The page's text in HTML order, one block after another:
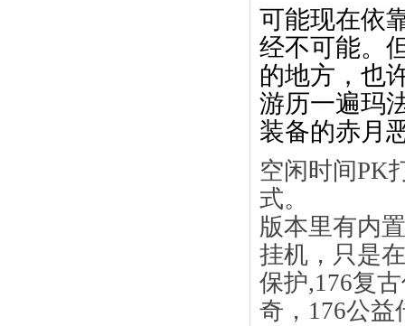
可能现在依
经不可能。
的地方，也
游历一遍玛
装备的赤月
空闲时间PK
式。
版本里有内
挂机，只是
保护,176复
奇，176公益